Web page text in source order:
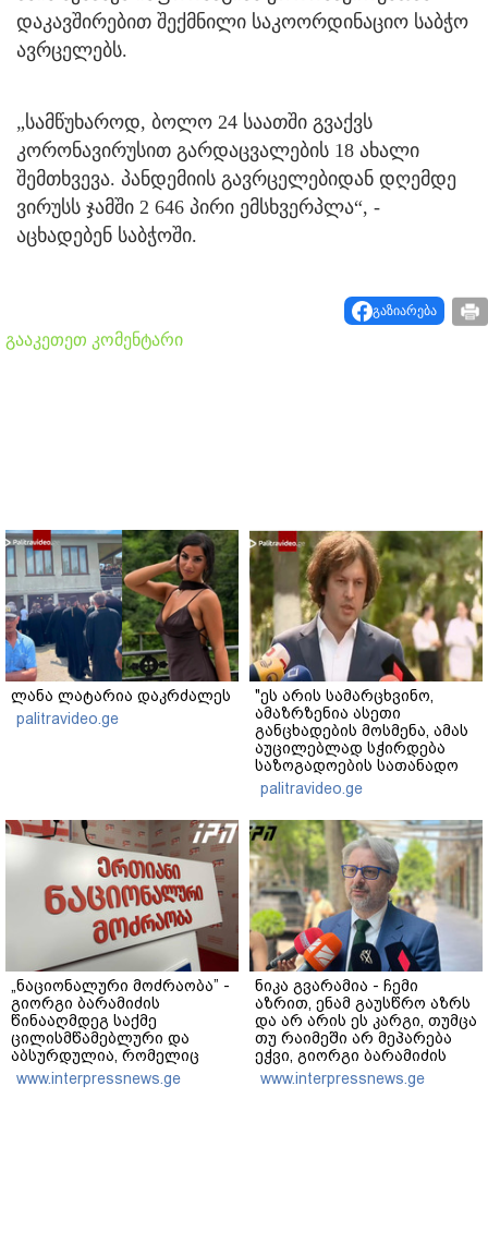
დაკავშირებით შექმნილი საკოორდინაციო საბჭო
ავრცელებს.
„სამწუხაროდ, ბოლო 24 საათში გვაქვს
კორონავირუსით გარდაცვალების 18 ახალი
შემთხვევა. პანდემიის გავრცელებიდან დღემდე
ვირუსს ჯამში 2 646 პირი ემსხვერპლა“, -
აცხადებენ საბჭოში.
გაზიარება
გააკეთეთ კომენტარი
ლანა ლატარია დაკრძალეს
palitravideo.ge
"ეს არის სამარცხვინო,
ამაზრზენია ასეთი
განცხადების მოსმენა, ამას
აუცილებლად სჭირდება
საზოგადოების სათანადო
რეაქცია" - ირაკლი
კობახიძე
palitravideo.ge
„ნაციონალური მოძრაობა” -
გიორგი ბარამიძის
წინააღმდეგ საქმე
ცილისმწამებლური და
აბსურდულია, რომელიც
ივანიშვილის რეჟიმის
პოლიტიკურ მიზნებსა და
www.interpressnews.ge
ნიკა გვარამია - ჩემი
აზრით, ენამ გაუსწრო აზრს
და არ არის ეს კარგი, თუმცა
თუ რაიმეში არ მეპარება
ეჭვი, გიორგი ბარამიძის
პატრიოტიზმია -
პროკურატურა რომ
www.interpressnews.ge